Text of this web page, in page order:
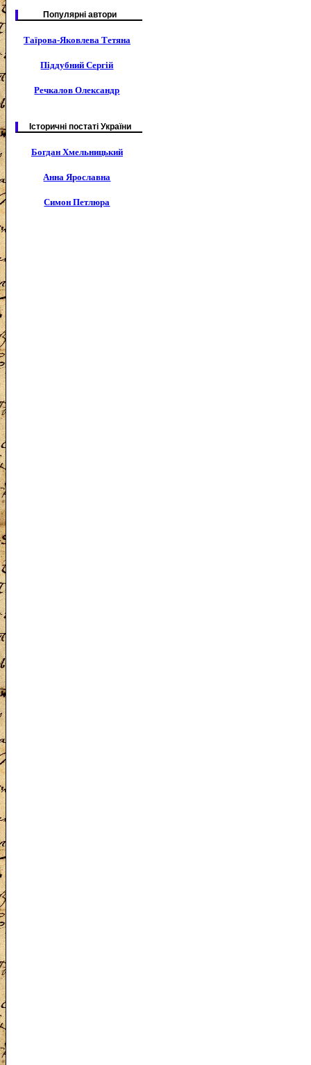
Популярні автори
Таїрова-Яковлева Тетяна
Піддубний Сергій
Речкалов Олександр
Історичні постаті України
Богдан Хмельницький
Анна Ярославна
Симон Петлюра